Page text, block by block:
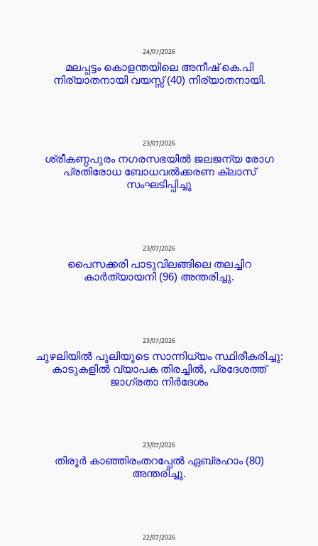
24/07/2026
മലപ്പട്ടം കൊളന്തയിലെ അനീഷ് കെ.പി
നിര്യാതനായി വയസ്സ് (40) നിര്യാതനായി.
23/07/2026
ശ്രീകണ്ഠപുരം നഗരസഭയിൽ ജലജന്യ രോഗ
പ്രതിരോധ ബോധവൽക്കരണ ക്ലാസ്
സംഘടിപ്പിച്ചു
23/07/2026
പൈസക്കരി പാടുവിലങ്ങിലെ തലച്ചിറ
കാർത്യായനി (96) അന്തരിച്ചു.
23/07/2026
ചുഴലിയിൽ പുലിയുടെ സാന്നിധ്യം സ്ഥിരീകരിച്ചു:
കാടുകളിൽ വ്യാപക തിരച്ചിൽ, പ്രദേശത്ത്
ജാഗ്രതാ നിർദേശം
23/07/2026
തിരൂർ കാഞ്ഞിരംതറപ്പേൽ ഏബ്രഹാം (80)
അന്തരിച്ചു.
22/07/2026